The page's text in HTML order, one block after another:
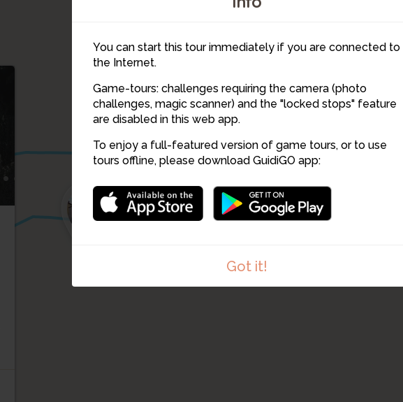
You can start this tour immediately if you are connected to
the Internet.
Game-tours: challenges requiring the camera (photo
challenges, magic scanner) and the "locked stops" feature
are disabled in this web app.
To enjoy a full-featured version of game tours, or to use
tours offline, please download GuidiGO app:
Got it!
2
1